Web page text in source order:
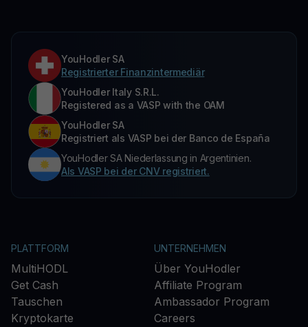
YouHodler SA
Registrierter Finanzintermediär
YouHodler Italy S.R.L.
Registered as a VASP with the OAM
YouHodler SA
Registriert als VASP bei der Banco de España
YouHodler SA Niederlassung in Argentinien.
Als VASP bei der CNV registriert.
PLATTFORM
MultiHODL
Get Cash
Tauschen
Kryptokarte
UNTERNEHMEN
Über YouHodler
Affiliate Program
Ambassador Program
Careers